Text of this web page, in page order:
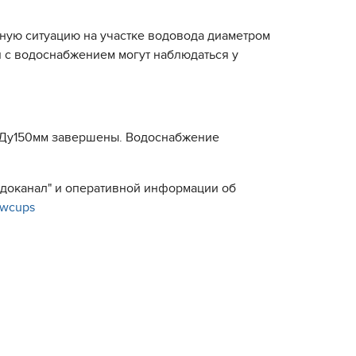
ситуацию на участке водовода диаметром
водоснабжением могут наблюдаться у
завершены. Водоснабжение
и оперативной информации об